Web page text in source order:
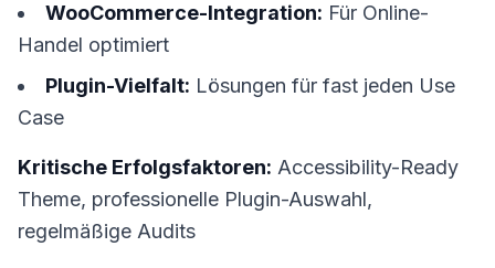
WooCommerce-Integration: Für Online-
Handel optimiert
Plugin-Vielfalt: Lösungen für fast jeden Use
Case
Kritische Erfolgsfaktoren: Accessibility-Ready
Theme, professionelle Plugin-Auswahl,
regelmäßige Audits